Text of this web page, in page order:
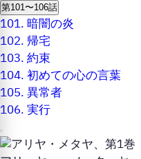
第101〜106話
101. 暗闇の炎
102.帰宅
103.約束
104.初めての心の言葉
105.異常者
106.実行